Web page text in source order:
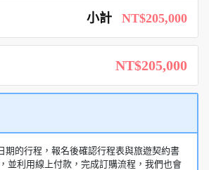
小計 NT$205,000
NT$205,000
期的行程，報名後確認行程表與旅遊契約書
並利用線上付款，完成訂購流程，我們也會